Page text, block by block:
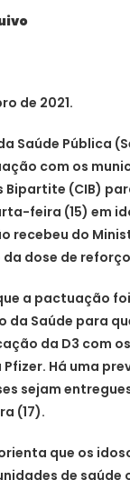
de 2021.
Saúde Pública
com os
Bipartite (CIB)
feira (15) em
recebeu do
dose de
a pactuação
da Saúde para
da D3 com
Há uma
sejam
(17).
que os
de